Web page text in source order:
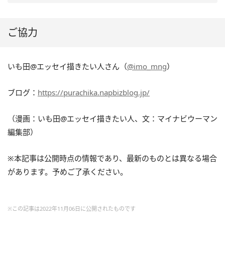
ご協力
いも田@エッセイ描きたい人さん（@imo_mng）
ブログ： https://purachika.napbizblog.jp/
（漫画：いも田@エッセイ描きたい人、文：マイナビウーマン
編集部）
※本記事は公開時点の情報であり、最新のものとは異なる場合
があります。予めご了承ください。
※この記事は2022年11月06日に公開されたものです